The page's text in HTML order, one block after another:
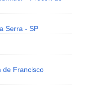
Serra - SP
de Francisco